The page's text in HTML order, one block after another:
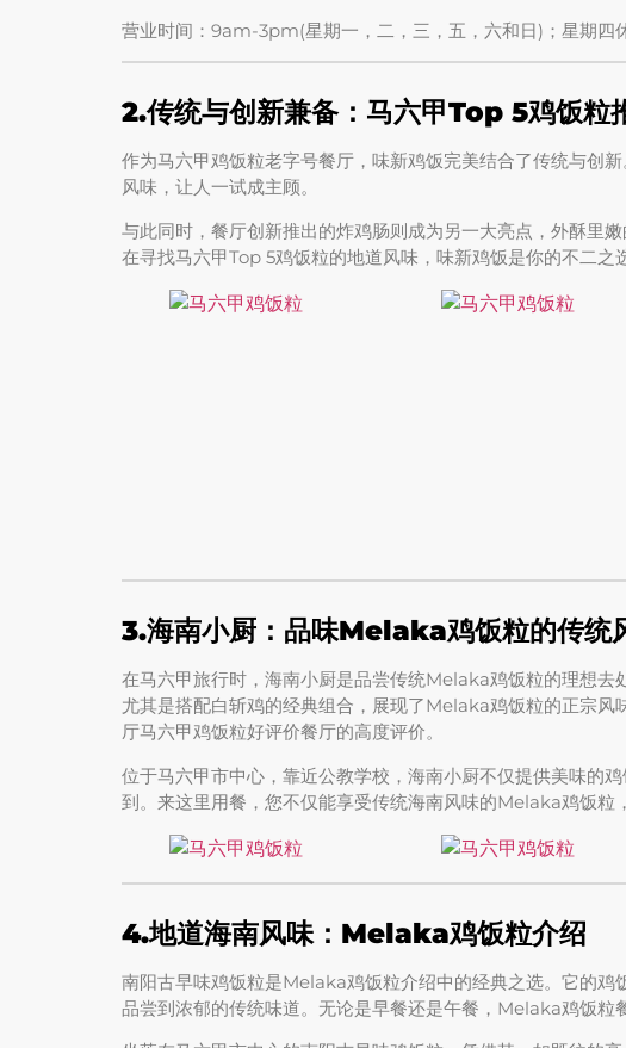
营业时间：9am-3pm(星期一，二，三，五，六和日)；星期四
2.传统与创新兼备：马六甲Top 5鸡饭粒
作为马六甲鸡饭粒老字号餐厅，味新鸡饭完美结合了传统与创
风味，让人一试成主顾。
与此同时，餐厅创新推出的炸鸡肠则成为另一大亮点，外酥里
在寻找马六甲Top 5鸡饭粒的地道风味，味新鸡饭是你的不二之选
3.海南小厨：品味Melaka鸡饭粒的传统
在马六甲旅行时，海南小厨是品尝传统Melaka鸡饭粒的理想去
尤其是搭配白斩鸡的经典组合，展现了Melaka鸡饭粒的正宗风
厅马六甲鸡饭粒好评价餐厅的高度评价。
位于马六甲市中心，靠近公教学校，海南小厨不仅提供美味的
到。来这里用餐，您不仅能享受传统海南风味的Melaka鸡饭粒
4.地道海南风味：Melaka鸡饭粒介绍
南阳古早味鸡饭粒是Melaka鸡饭粒介绍中的经典之选。它的鸡
品尝到浓郁的传统味道。无论是早餐还是午餐，Melaka鸡饭粒